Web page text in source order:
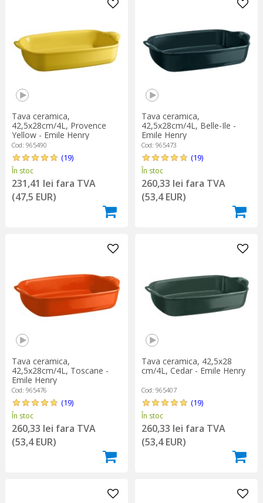
Tava ceramica,
42,5x28cm/4L, Provence
Yellow - Emile Henry
Cod: 965490
(19)
În stoc
231,41 lei fara TVA
(47,5 EUR)
Tava ceramica,
42,5x28cm/4L, Belle-Ile -
Emile Henry
Cod: 965473
(19)
În stoc
260,33 lei fara TVA
(53,4 EUR)
Tava ceramica,
42,5x28cm/4L, Toscane -
Emile Henry
Cod: 965476
(19)
În stoc
260,33 lei fara TVA
(53,4 EUR)
Tava ceramica, 42,5x28
cm/4L, Cedar - Emile Henry
Cod: 965407
(19)
În stoc
260,33 lei fara TVA
(53,4 EUR)